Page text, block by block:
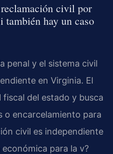
reclamación civil por
también hay un caso
penal y el sistema civil
en Virginia. El
fiscal del estado y busca
o encarcelamiento para
civil es independiente
para la v?